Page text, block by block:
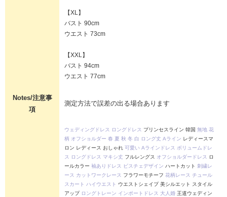
【XL】
バスト 90cm
ウエスト 73cm
【XXL】
バスト 94cm
ウエスト 77cm
Notes/注意事
項
測定方法で誤差の出る場合あります
ウェディングドレス ロングドレス プリンセスライン 韓国 無地 花
柄 オフショルダー 春 夏 秋 冬 白 ロング丈 Aライン レディースマ
ロン レディース おしゃれ 可愛い Aラインドレス ボリュームドレ
ス
ロングドレス マキシ丈 フルレングス オフショルダードレス
ロ
ールカラー 袖ありドレス ビスチェデザイン ハートカット 刺繍レ
ース カットワークレース フラワーモチーフ 花柄レース チュール
スカート ハイウエスト ウエストシェイプ 美シルエット スタイル
アップ ロングトレーン インポートドレス 大人婚 王道ウェディン